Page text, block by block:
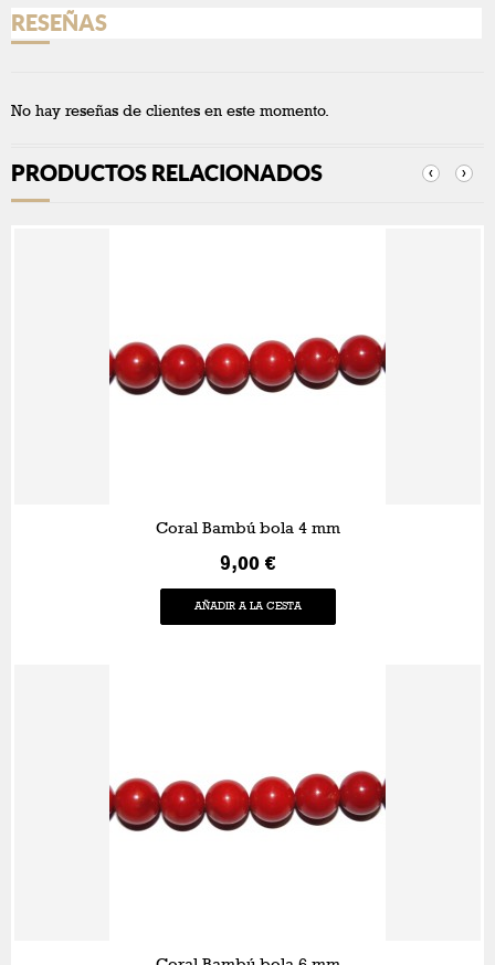
RESEÑAS
No hay reseñas de clientes en este momento.
PRODUCTOS RELACIONADOS ‹ ›
Coral Bambú bola 4 mm
9,00 €
AÑADIR A LA CESTA